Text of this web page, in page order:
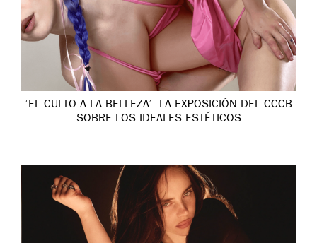
‘EL CULTO A LA BELLEZA’: LA EXPOSICIÓN DEL CCCB
SOBRE LOS IDEALES ESTÉTICOS